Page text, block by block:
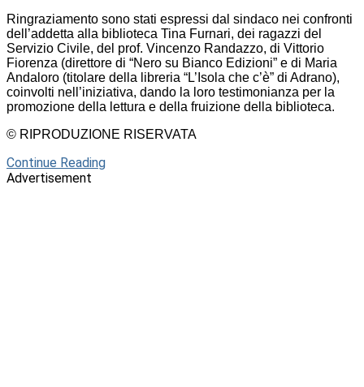
Ringraziamento sono stati espressi dal sindaco nei confronti
dell’addetta alla biblioteca Tina Furnari, dei ragazzi del
Servizio Civile, del prof. Vincenzo Randazzo, di Vittorio
Fiorenza (direttore di “Nero su Bianco Edizioni” e di Maria
Andaloro (titolare della libreria “L’Isola che c’è” di Adrano),
coinvolti nell’iniziativa, dando la loro testimonianza per la
promozione della lettura e della fruizione della biblioteca.
© RIPRODUZIONE RISERVATA
Continue Reading
Advertisement